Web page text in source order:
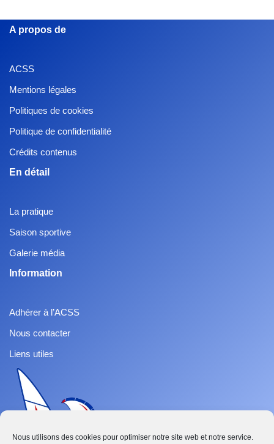
Nous utilisons des cookies pour optimiser notre site web et notre service.
A propos de
ACSS
Mentions légales
Politiques de cookies
Politique de confidentialité
Crédits contenus
En détail
La pratique
Saison sportive
Galerie média
Information
Adhérer à l’ACSS
Nous contacter
Liens utiles